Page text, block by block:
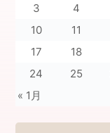
« 1月
3
4
10
11
17
18
24
25